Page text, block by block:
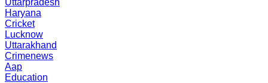
Uttarpradesh
Haryana
Cricket
Lucknow
Uttarakhand
Crimenews
Aap
Education